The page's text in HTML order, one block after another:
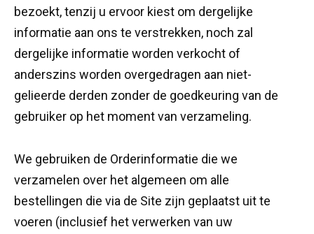
bezoekt, tenzij u ervoor kiest om dergelijke
informatie aan ons te verstrekken, noch zal
dergelijke informatie worden verkocht of
anderszins worden overgedragen aan niet-
gelieerde derden zonder de goedkeuring van de
gebruiker op het moment van verzameling.
We gebruiken de Orderinformatie die we
verzamelen over het algemeen om alle
bestellingen die via de Site zijn geplaatst uit te
voeren (inclusief het verwerken van uw